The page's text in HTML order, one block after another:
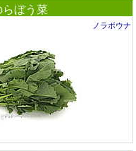
ぼう菜
ノラボウナ